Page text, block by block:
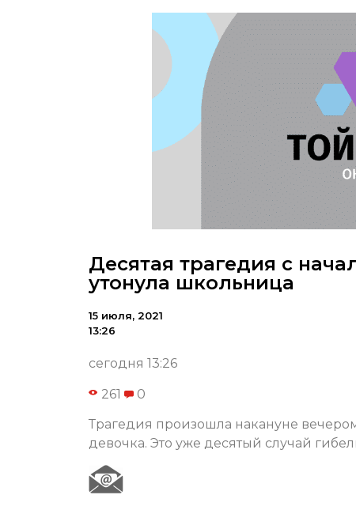
Десятая трагедия с
утонула школьница
15 июля, 2021
13:26
сегодня 13:26
261 0
Трагедия произошла накануне
девочка. Это уже десятый случай